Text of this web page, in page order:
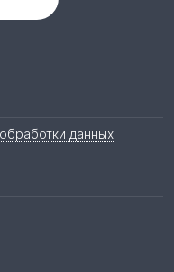
данных